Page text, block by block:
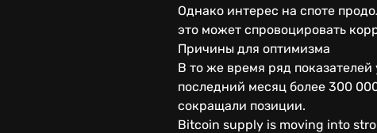
Однако интерес на споте
это может спровоцировать
Причины для оптимизма
В то же время ряд
последний месяц более 300
сокращали позиции.
Bitcoin supply is moving into